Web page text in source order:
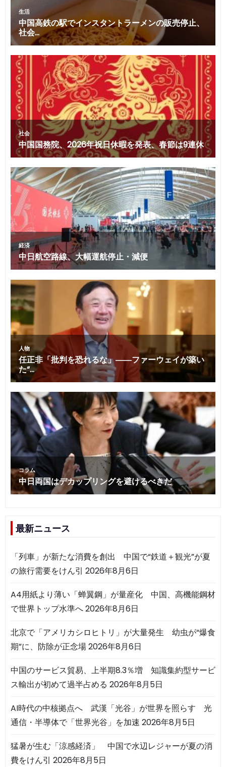
最新ニュース
「列車」が新たな消費を創出 中国で“鉄道＋観光”が夏
の旅行需要をけん引 2026年8月6日
A4用紙より薄い「蝉翼鋼」が量産化 中国、高機能鋼材
で世界トップ水準へ2026年8月6日
北京で「アメリカシロヒトリ」が大量発生 幼虫が“爆食
期”に、防除が正念場2026年8月6日
中国のサービス貿易、上半期8.3％増 知識集約型サービ
ス輸出が初めて過半占める 2026年8月5日
AI時代の中核拠点へ 武漢「光谷」が世界を照らす 光
通信・半導体で「世界光谷」を加速 2026年8月5日
猛暑が生む「涼感経済」 中国で水辺レジャーが夏の消
費をけん引 2026年8月5日